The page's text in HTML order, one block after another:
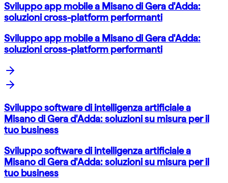
Sviluppo app mobile a Misano di Gera d'Adda:
soluzioni cross-platform performanti
Sviluppo app mobile a Misano di Gera d'Adda:
soluzioni cross-platform performanti
Sviluppo software di intelligenza artificiale a
Misano di Gera d'Adda: soluzioni su misura per il
tuo business
Sviluppo software di intelligenza artificiale a
Misano di Gera d'Adda: soluzioni su misura per il
tuo business